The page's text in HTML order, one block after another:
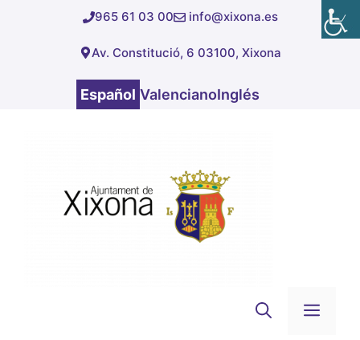
965 61 03 00 info@xixona.es
Av. Constitució, 6 03100, Xixona
Español ValencianoInglés